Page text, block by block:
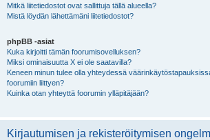
Mitkä liitetiedostot ovat sallittuja tällä alueella?
Mistä löydän lähettämäni liitetiedostot?
phpBB -asiat
Kuka kirjoitti tämän foorumisovelluksen?
Miksi ominaisuutta X ei ole saatavilla?
Keneen minun tulee olla yhteydessä
foorumiin liittyen?
Kuinka otan yhteyttä foorumin ylläpitäjään?
Kirjautumisen ja rekisteröitymisen